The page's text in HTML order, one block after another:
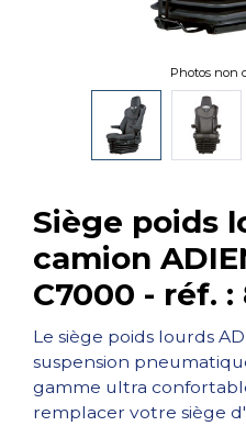
Siège poids
camion
C7000 - réf. :
Le siège poids lourds
suspension
gamme ultra
remplacer votre siège
Photos non